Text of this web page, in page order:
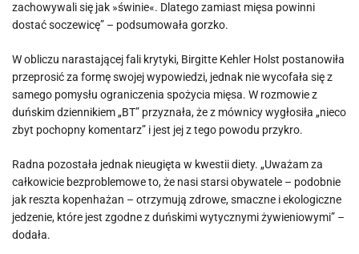
zachowywali się jak »świnie«. Dlatego zamiast mięsa powinni
dostać soczewicę” – podsumowała gorzko.
W obliczu narastającej fali krytyki, Birgitte Kehler Holst postanowiła
przeprosić za formę swojej wypowiedzi, jednak nie wycofała się z
samego pomysłu ograniczenia spożycia mięsa. W rozmowie z
duńskim dziennikiem „BT” przyznała, że z mównicy wygłosiła „nieco
zbyt pochopny komentarz” i jest jej z tego powodu przykro.
Radna pozostała jednak nieugięta w kwestii diety. „Uważam za
całkowicie bezproblemowe to, że nasi starsi obywatele – podobnie
jak reszta kopenhażan – otrzymują zdrowe, smaczne i ekologiczne
jedzenie, które jest zgodne z duńskimi wytycznymi żywieniowymi” –
dodała.